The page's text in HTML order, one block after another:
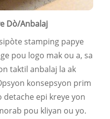
Dò/Anbalaj
stamping papye
pou logo mak ou a, sa
taktil anbalaj la ak
konsepsyon prim
detache epi kreye yon
pou kliyan ou yo.